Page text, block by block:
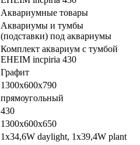
Аквариумные товары
Аквариумы и тумбы
(подставки) под аквариумы
Комплект аквариум с тумбой
EHEIM incpiria 430
Графит
1300x600x790
прямоугольный
430
1300x600x650
1x34,6W daylight, 1x39,4W plant